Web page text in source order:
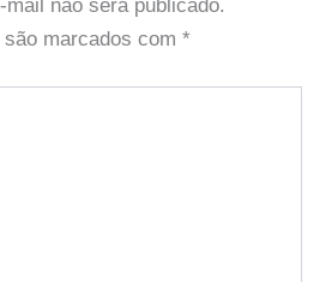
não será publicado.
marcados com *